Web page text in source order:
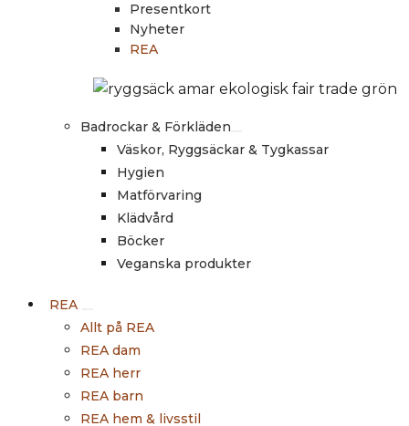
Presentkort
Nyheter
REA
Badrockar & Förkläden
Väskor, Ryggsäckar & Tygkassar
Hygien
Matförvaring
Klädvård
Böcker
Veganska produkter
REA
Allt på REA
REA dam
REA herr
REA barn
REA hem & livsstil